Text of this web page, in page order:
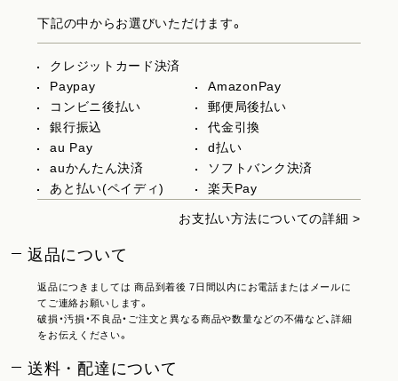
下記の中からお選びいただけます。
クレジットカード決済
Paypay
AmazonPay
コンビニ後払い
郵便局後払い
銀行振込
代金引換
au Pay
d払い
auかんたん決済
ソフトバンク決済
あと払い(ペイディ)
楽天Pay
お支払い方法についての詳細 >
返品について
返品につきましては 商品到着後 7日間以内にお電話またはメールに
てご連絡お願いします。
破損・汚損・不良品・ご注文と異なる商品や数量などの不備など、詳細
をお伝えください。
送料・配達について